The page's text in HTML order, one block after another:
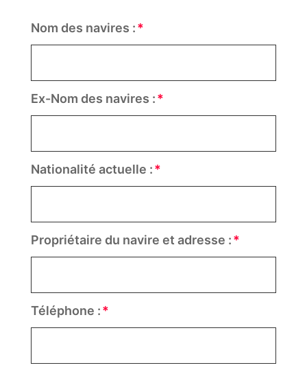
Nom des navires :
Ex-Nom des navires :
Nationalité actuelle :
Propriétaire du navire et adresse :
Téléphone :